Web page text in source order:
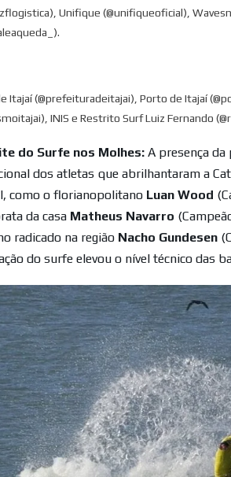
Unifique (@unifiqueoficial),
Itajaí (@prefeituradeitajai), Porto de Itajaí
INIS e Restrito Surf Luiz Fernando
do Surfe nos Molhes: A presença da
dos atletas que abrilhantaram a
como o florianopolitano Luan Wood
da casa Matheus Navarro
radicado na região Nacho Gundesen
do surfe elevou o nível técnico das